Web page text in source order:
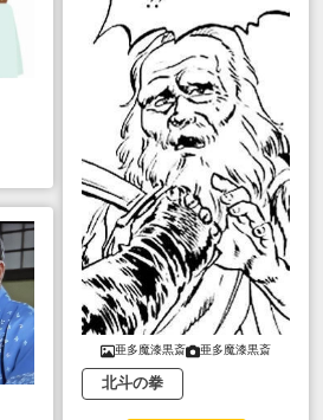
亜多魔漆黒斎 亜多魔漆黒斎
北斗の拳